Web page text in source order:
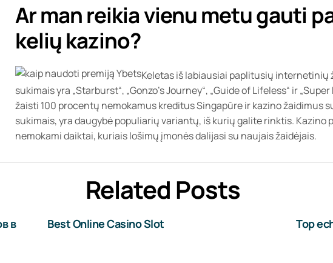
Ar man reikia vienu metu gauti
kelių kazino?
Keletas iš labiausiai paplitusių internetinių
sukimais yra „Starburst“, „Gonzo's Journey“, „Guide of Lifeless“ ir
žaisti 100 procentų nemokamus kreditus Singapūre ir kazino žaidimus
sukimais, yra daugybė populiarių variantų, iš kurių galite rinktis. Kazino
nemokami daiktai, kuriais lošimų įmonės dalijasi su naujais žaidėjais.
Related Posts
в
Best Online Casino Slot Top